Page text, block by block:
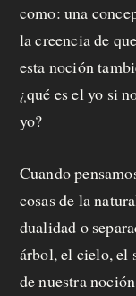
como: una
la creencia de
esta noción
¿qué es el yo si
yo?
Cuando
cosas de la
dualidad o
árbol, el cielo, el
de nuestra